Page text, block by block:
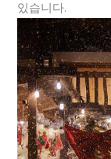
있습니다.